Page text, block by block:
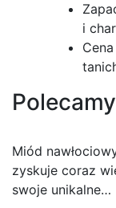
i
Polecamy
Miód
zyskuje coraz
swoje unikalne…